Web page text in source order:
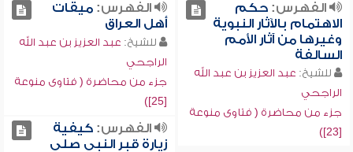
الفهرس:حكم
الاهتمام بالآثار النبوية
وغيرها من آثار الأمم
السالفة
للشيخ: عبد العزيز بن عبد الله
الراجحي
جزء من محاضرة ( فتاوى منوعة
[23])
الفهرس:ميقات
أهل العراق
للشيخ: عبد العزيز بن عبد الله
الراجحي
جزء من محاضرة ( فتاوى منوعة
[25])
الفهرس:كيفية
زيارة قبر النبي صلى